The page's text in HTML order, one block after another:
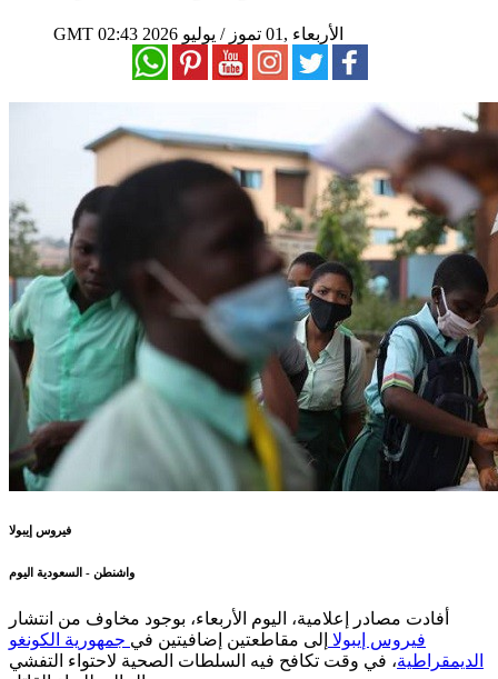
GMT 02:43 2026 الأربعاء ,01 تموز / يوليو
فيروس إيبولا
واشنطن - السعودية اليوم
أفادت مصادر إعلامية، اليوم الأربعاء، بوجود مخاوف من انتشار
فيروس إيبولا إلى مقاطعتين إضافيتين في جمهورية الكونغو
الديمقراطية، في وقت تكافح فيه السلطات الصحية لاحتواء التفشي